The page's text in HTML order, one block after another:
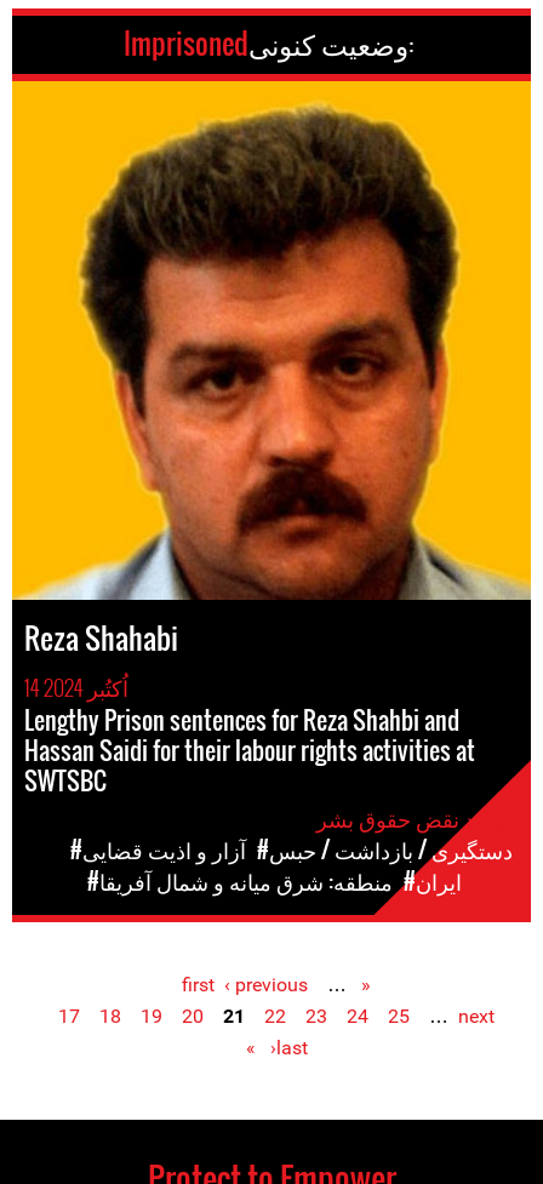
وضعیت کنونی: Imprisoned
Reza Shahabi
14 اُکتُبر 2024
Lengthy Prison sentences for Reza Shahbi and
Hassan Saidi for their labour rights activities at
SWTSBC
#آزار و اذیت قضایی
#دستگیری / بازداشت / حبس
#منطقه: شرق میانه و شمال آفریقا #ایران
Pages
« first
‹ previous
…
17
18 19 20 21 22 23 24 25 … next
› last »